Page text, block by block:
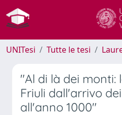
UNITesi Tutte le tesi
"Al di là dei
Friuli dall'arrivo
all'anno 1000"